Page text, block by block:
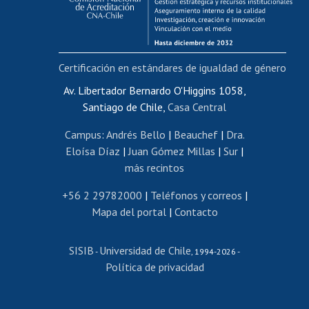
Funcionarias/os
Cursos internos de capacitación
Bienestar del personal
Portal de movilidad interna
Certificado de renta
Certificado de renta honorarios
Editar páginas blancas
Extranjeras/os
Revalidación y reconocimiento de títulos
Postulación al Programa de Movilidad Estudiantil
Cursos de español
Av. Libertador Bernardo O'Higgins 1058,
Santiago de Chile, Casa Central
Campus: Andrés Bello | Beauchef| Dra.
Eloísa Díaz |Juan Gómez Millas | Sur |
más recintos
+56 2 29782000 | Teléfonos y correos |
Mapa del portal| Contacto
SISIB - Universidad de Chile, 1994-2026 -
Política de privacidad
Certificación en estándares de igualdad de género